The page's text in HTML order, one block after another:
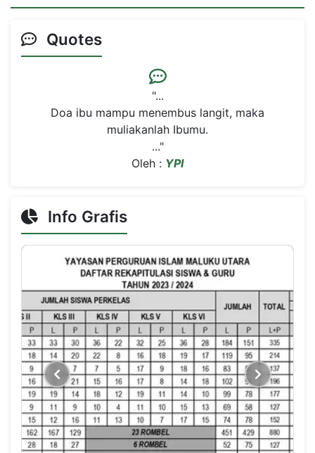
Quotes
"...
Doa ibu mampu menembus langit, maka
muliakanlah Ibumu.
..."
Oleh : YPI
Info Grafis